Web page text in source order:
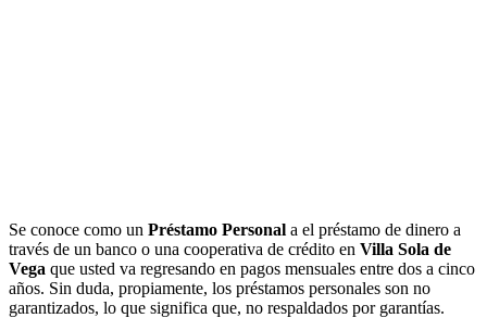
Se conoce como un Préstamo Personal a el préstamo de dinero a
través de un banco o una cooperativa de crédito en Villa Sola de
Vega que usted va regresando en pagos mensuales entre dos a cinco
años. Sin duda, propiamente, los préstamos personales son no
garantizados, lo que significa que, no respaldados por garantías.